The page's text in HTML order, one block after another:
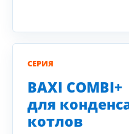
СЕРИЯ
BAXI COMBI+
для
котлов